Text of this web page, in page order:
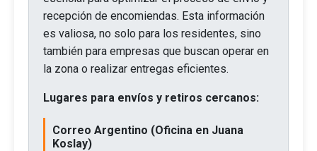
recepción de encomiendas. Esta información
es valiosa, no solo para los residentes, sino
también para empresas que buscan operar en
la zona o realizar entregas eficientes.
Lugares para envíos y retiros cercanos:
Correo Argentino (Oficina en Juana
Koslay)